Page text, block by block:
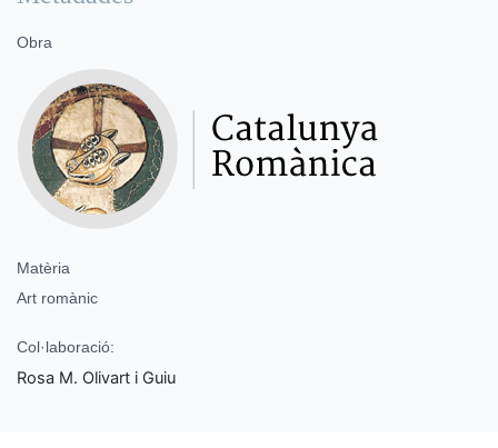
Obra
Matèria
Art romànic
Col·laboració:
Rosa M. Olivart i Guiu